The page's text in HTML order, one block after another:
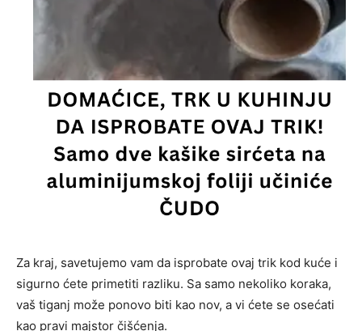
Za kraj, savetujemo vam da isprobate ovaj trik kod kuće i
sigurno ćete primetiti razliku. Sa samo nekoliko koraka,
vaš tiganj može ponovo biti kao nov, a vi ćete se osećati
kao pravi majstor čišćenja.